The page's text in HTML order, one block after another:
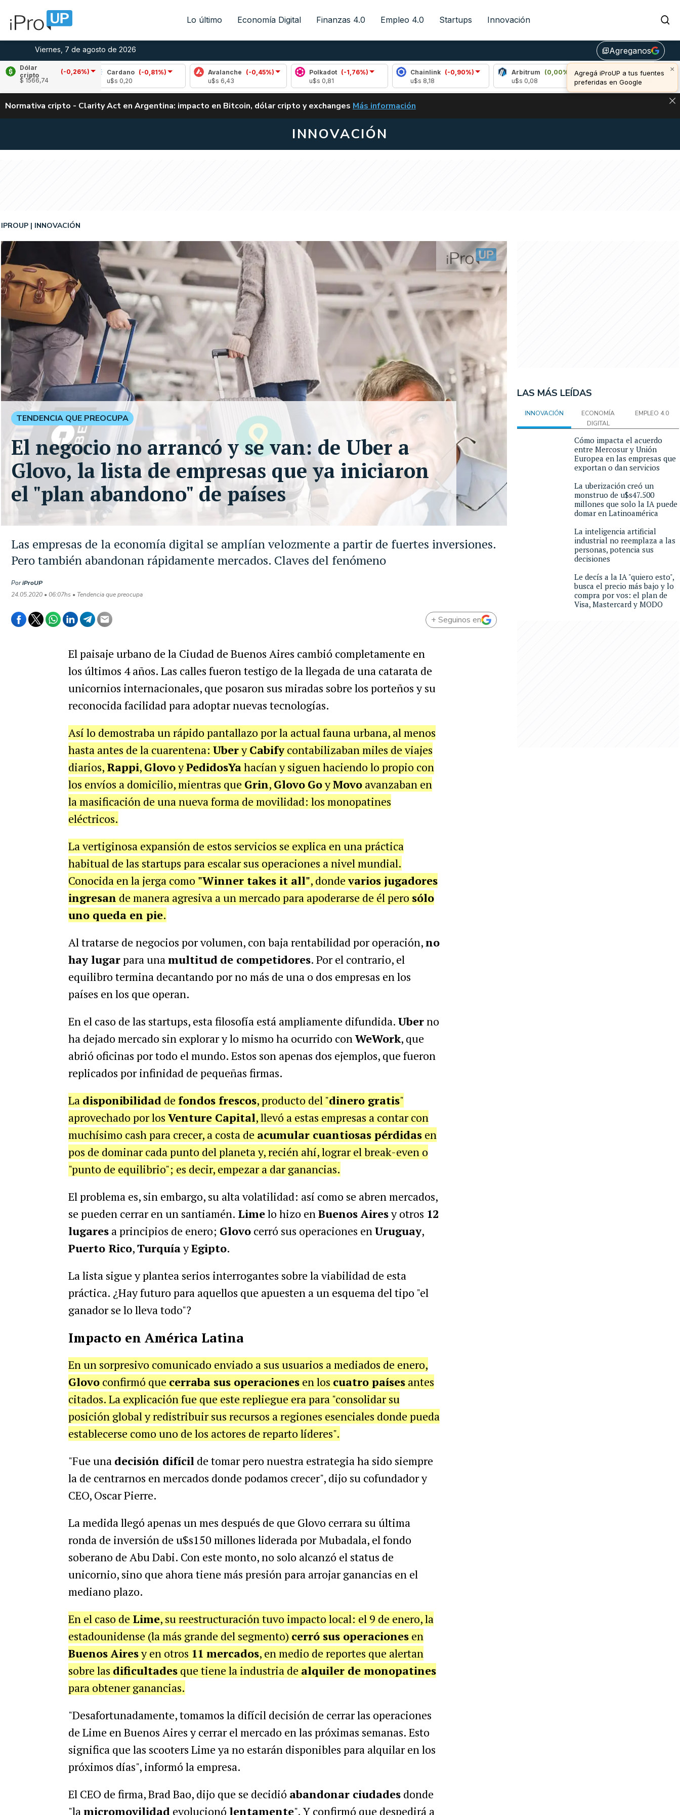
Lo último Economía Digital Finanzas 4.0 Empleo 4.0 Startups Innovación
Viernes, 7 de agosto de 2026 library_addAgreganos
×
Agregá iProUP a tus fuentes
preferidas en Google
Dólar
cripto
(-0,26%)
$ 1566,74
1,61%) Cardano
(-0,81%)
Avalanche (-0,45%)
Polkadot
(-1,76%)
Chainlink
(-0,90%)
Arbitrum
(0,00%)
Bitcoin (0,79%)
u$s 64.849,00
Normativa cripto - Clarity Act en Argentina: impacto en Bitcoin, dólar cripto y exchanges CLARITY ACT EN ARGENTINA: IMPACTO EN BITCOIN, DÓLAR CRIPTO Y EXCHANGES
Más información
INNOVACIÓN
Las empresas de la economía digital se amplían velozmente a partir de fuertes inversiones.
Pero también abandonan rápidamente mercados. Claves del fenómeno
IPROUP INNOVACIÓN
PoriProUP
24.05.2020 • 06:07hs • Tendencia que preocupa
TENDENCIA QUE PREOCUPA
El negocio no arrancó y se van: de Uber a
Glovo, la lista de empresas que ya iniciaron
el "plan abandono" de países
+ Seguinos en
El paisaje urbano de la Ciudad de Buenos Aires cambió completamente en
los últimos 4 años. Las calles fueron testigo de la llegada de una catarata de
unicornios internacionales, que posaron sus miradas sobre los porteños y su
reconocida facilidad para adoptar nuevas tecnologías.
Así lo demostraba un rápido pantallazo por la actual fauna urbana, al menos
hasta antes de la cuarentena: UberyCabifycontabilizaban miles de viajes
diarios, Rappi, GlovoyPedidosYahacían y siguen haciendo lo propio con
los envíos a domicilio, mientras que Grin, Glovo GoyMovoavanzaban en
la masificación de una nueva forma de movilidad: los monopatines
eléctricos.
La vertiginosa expansión de estos servicios se explica en una práctica
habitual de las startups para escalar sus operaciones a nivel mundial.
Conocida en la jerga como "Winner takes it all", dondevarios jugadores
ingresan de manera agresiva a un mercado para apoderarse de él pero sólo
uno queda en pie.
Al tratarse de negocios por volumen, con baja rentabilidad por operación,no
hay lugarpara unamultitud de competidores. Por el contrario, el
equilibro termina decantando por no más de una o dos empresas en los
países en los que operan.
En el caso de las startups, esta filosofía está ampliamente difundida. Uberno
ha dejado mercado sin explorar y lo mismo ha ocurrido conWeWork, que
abrió oficinas por todo el mundo. Estos son apenas dos ejemplos, que fueron
replicados por infinidad de pequeñas firmas.
La disponibilidadde fondos frescos, producto del "dinero gratis"
aprovechado por los Venture Capital, llevó a estas empresas a contar con
muchísimo cash para crecer, a costa de acumular cuantiosas pérdidasen
pos de dominar cada punto del planeta y, recién ahí, lograr el break-even o
"punto de equilibrio"; es decir, empezar a dar ganancias.
El problema es, sin embargo, su alta volatilidad: así como se abren mercados,
se pueden cerrar en un santiamén. Limelo hizo enBuenos Airesy otros 12
lugaresa principios de enero; Glovocerró sus operaciones enUruguay,
Puerto Rico,TurquíayEgipto.
La lista sigue y plantea serios interrogantes sobre la viabilidad de esta
práctica. ¿Hay futuro para aquellos que apuesten a un esquema del tipo "el
ganador se lo lleva todo"?
Impacto en América Latina
En un sorpresivo comunicado enviado a sus usuarios a mediados de enero,
Glovoconfirmó que cerraba sus operacionesen los cuatro paísesantes
citados. La explicación fue que este repliegue era para "consolidar su
posición global y redistribuir sus recursos a regiones esenciales donde pueda
establecerse como uno de los actores de reparto líderes".
"Fue una decisión difícil de tomar pero nuestra estrategia ha sido siempre
la de centrarnos en mercados donde podamos crecer", dijo su cofundador y
CEO, Oscar Pierre.
La medida llegó apenas un mes después de que Glovo cerrara su última
ronda de inversión de u$s150 millones liderada por Mubadala, el fondo
soberano de Abu Dabi. Con este monto, no solo alcanzó el status de
unicornio, sino que ahora tiene más presión para arrojar ganancias en el
mediano plazo.
En el caso de Lime, su reestructuración tuvo impacto local: el 9 de enero, la
estadounidense (la más grande del segmento) cerró sus operacionesen
Buenos Airesy en otros 11 mercados, en medio de reportes que alertan
sobre las dificultadesque tiene la industria de alquiler de monopatines
para obtener ganancias.
"Desafortunadamente, tomamos la difícil decisión de cerrar las operaciones
de Lime en Buenos Aires y cerrar el mercado en las próximas semanas. Esto
significa que las scooters Lime ya no estarán disponibles para alquilar en los
próximos días", informó la empresa.
El CEO de firma, Brad Bao, dijo que se decidió abandonar ciudadesdonde
"la micromovilidadevolucionó lentamente". Y confirmó que despedirá a
LAS MÁS LEÍDAS
INNOVACIÓN
ECONOMÍA
DIGITAL
EMPLEO 4.0
Cómo impacta el acuerdo
entre Mercosur y Unión
Europea en las empresas que
exportan o dan servicios
La uberización creó un
monstruo de u$s47.500
millones que solo la IA puede
domar en Latinoamérica
La inteligencia artificial
industrial no reemplaza a las
personas, potencia sus
decisiones
Le decís a la IA "quiero esto",
busca el precio más bajo y lo
compra por vos: el plan de
Visa, Mastercard y MODO